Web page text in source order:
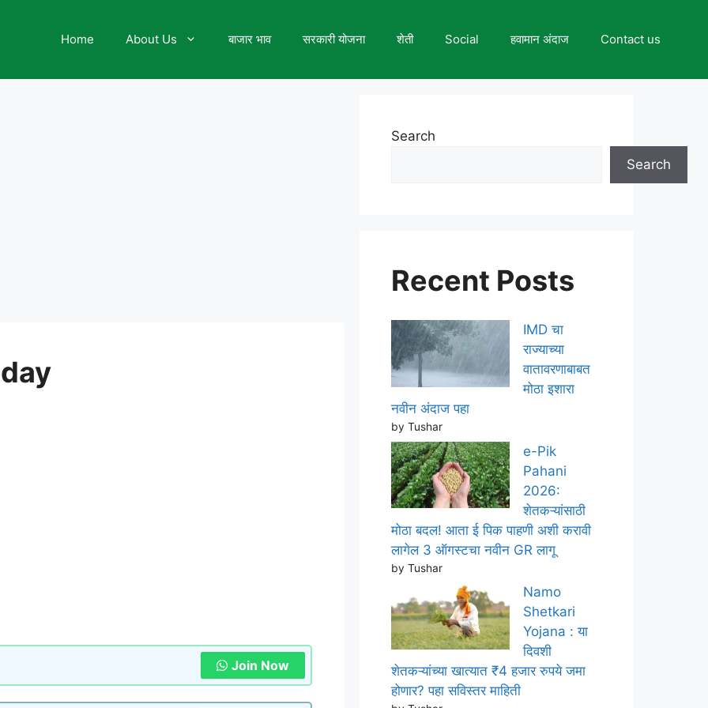
Home About Us बाजार भाव सरकारी योजना शेती Social हवामान अंदाज Contact us
Join Now
Search
Search
Recent Posts
IMD चा
राज्याच्या
वातावरणाबाबत
मोठा इशारा
नवीन अंदाज पहा
by Tushar
e-Pik
Pahani
2026:
शेतकऱ्यांसाठी
मोठा बदल! आता ई पिक पाहणी अशी करावी
लागेल 3 ऑगस्टचा नवीन GR लागू
by Tushar
Namo
Shetkari
Yojana : या
दिवशी
शेतकऱ्यांच्या खात्यात ₹4 हजार रुपये जमा
होणार? पहा सविस्तर माहिती